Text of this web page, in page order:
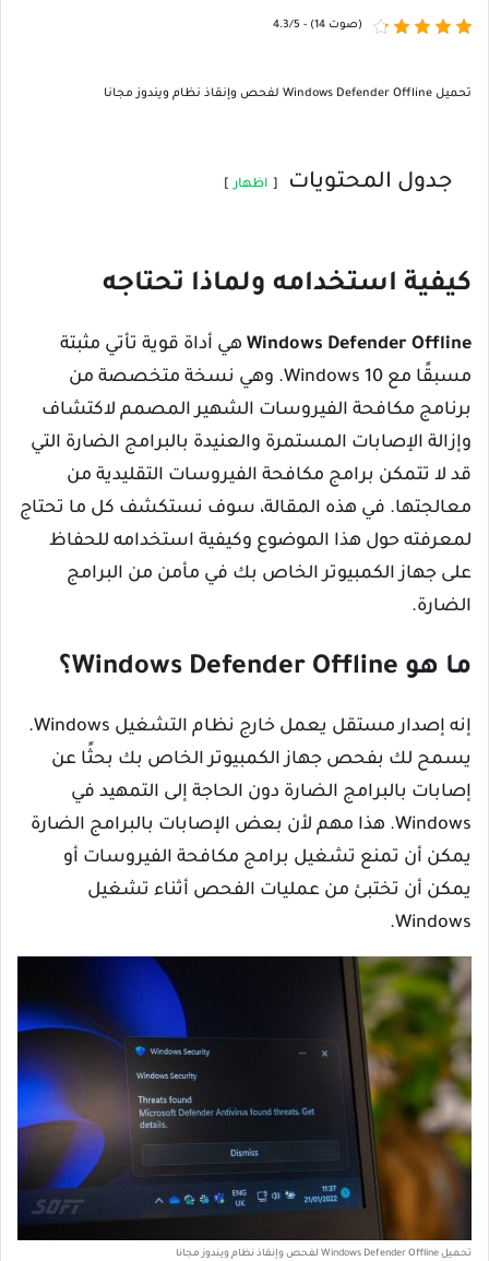
4.3/5 - (14 صوت)
تحميل Windows Defender Offline لفحص وإنقاذ نظام ويندوز مجانا
جدول المحتويات اظهار
كيفية استخدامه ولماذا تحتاجه
Windows Defender Offline هي أداة قوية تأتي مثبتة
مسبقًا مع Windows 10. وهي نسخة متخصصة من
برنامج مكافحة الفيروسات الشهير المصمم لاكتشاف
وإزالة الإصابات المستمرة والعنيدة بالبرامج الضارة التي
قد لا تتمكن برامج مكافحة الفيروسات التقليدية من
معالجتها. في هذه المقالة، سوف نستكشف كل ما تحتاج
لمعرفته حول هذا الموضوع وكيفية استخدامه للحفاظ
على جهاز الكمبيوتر الخاص بك في مأمن من البرامج
الضارة.
ما هو Windows Defender Offline؟
إنه إصدار مستقل يعمل خارج نظام التشغيل Windows.
يسمح لك بفحص جهاز الكمبيوتر الخاص بك بحثًا عن
إصابات بالبرامج الضارة دون الحاجة إلى التمهيد في
Windows. هذا مهم لأن بعض الإصابات بالبرامج الضارة
يمكن أن تمنع تشغيل برامج مكافحة الفيروسات أو
يمكن أن تختبئ من عمليات الفحص أثناء تشغيل
Windows.
تحميل Windows Defender Offline لفحص وإنقاذ نظام ويندوز مجانا